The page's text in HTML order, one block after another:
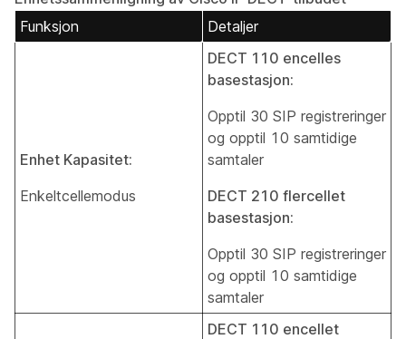
Funksjon
Detaljer
Enhet Kapasitet:
Enkeltcellemodus
DECT 110 encelles
basestasjon:
Opptil 30 SIP registreringer
og opptil 10 samtidige
samtaler
DECT 210 flercellet
basestasjon:
Opptil 30 SIP registreringer
og opptil 10 samtidige
samtaler
DECT 110 encellet